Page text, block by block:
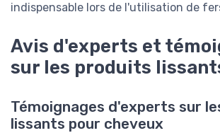
indispensable lors de l'utilisation de
Avis d'experts et
sur les produits
Témoignages d'experts sur
lissants pour cheveux